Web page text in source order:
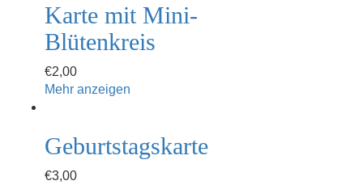
Karte mit Mini-
Blütenkreis
€2,00
Mehr anzeigen
Geburtstagskarte
€3,00